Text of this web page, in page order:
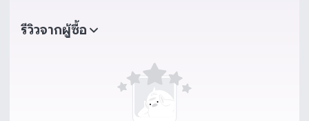
รีวิวจากผู้ซื้อ